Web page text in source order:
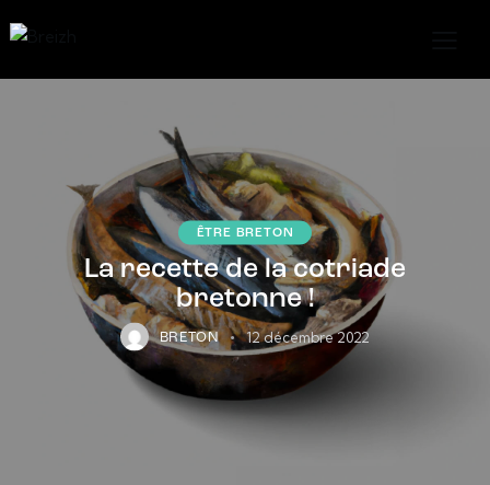
ÊTRE BRETON
La recette de la cotriade
bretonne !
BRETON 12 décembre 2022